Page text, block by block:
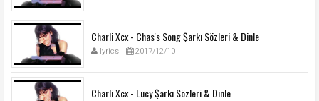
Charli Xcx - Chas's Song Şarkı Sözleri & Dinle
lyrics 2017/12/10
Charli Xcx - Lucy Şarkı Sözleri & Dinle